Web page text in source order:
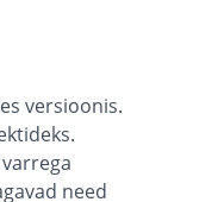
versioonis.
need